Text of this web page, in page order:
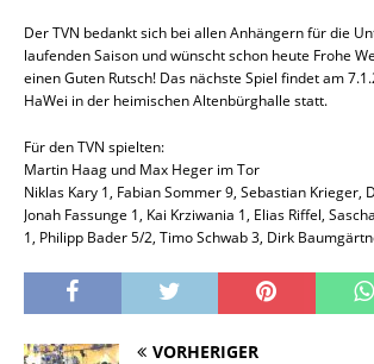
Der TVN bedankt sich bei allen Anhängern für die
laufenden Saison und wünscht schon heute Frohe
einen Guten Rutsch! Das nächste Spiel findet am
HaWei in der heimischen Altenbürghalle statt.
Für den TVN spielten:
Martin Haag und Max Heger im Tor
Niklas Kary 1, Fabian Sommer 9, Sebastian Krieger,
Jonah Fassunge 1, Kai Krziwania 1, Elias Riffel,
1, Philipp Bader 5/2, Timo Schwab 3, Dirk
VORHERIGER